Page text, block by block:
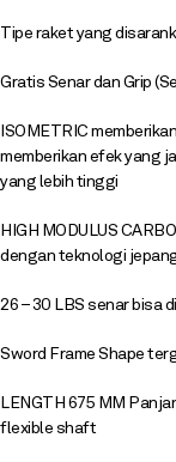
Tipe raket yang
Gratis Senar dan Grip
ISOMETRIC
memberikan efek yang
yang lebih tinggi
HIGH MODULUS
dengan teknologi
26 – 30 LBS senar bisa
Sword Frame Shape
LENGTH 675 MM
flexible shaft